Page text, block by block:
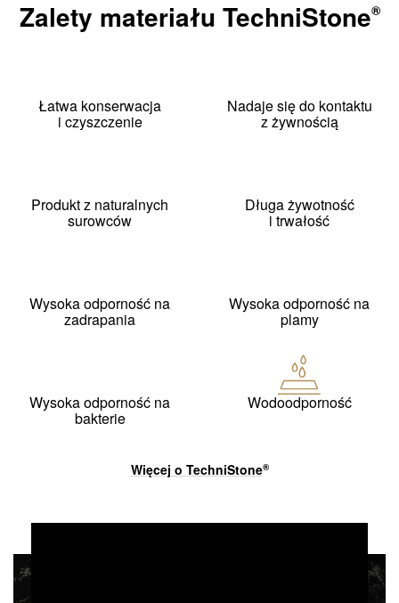
Zalety materiału TechniStone®
Łatwa konserwacja
i czyszczenie
Nadaje się do kontaktu
z żywnością
Produkt z naturalnych
surowców
Długa żywotność
i trwałość
Wysoka odporność na
zadrapania
Wysoka odporność na
plamy
Wysoka odporność na
bakterie
Wodoodporność
Więcej o TechniStone®